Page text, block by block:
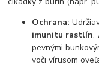
Ochrana:
imunitu rastlín.
pevnými
voči vírusom